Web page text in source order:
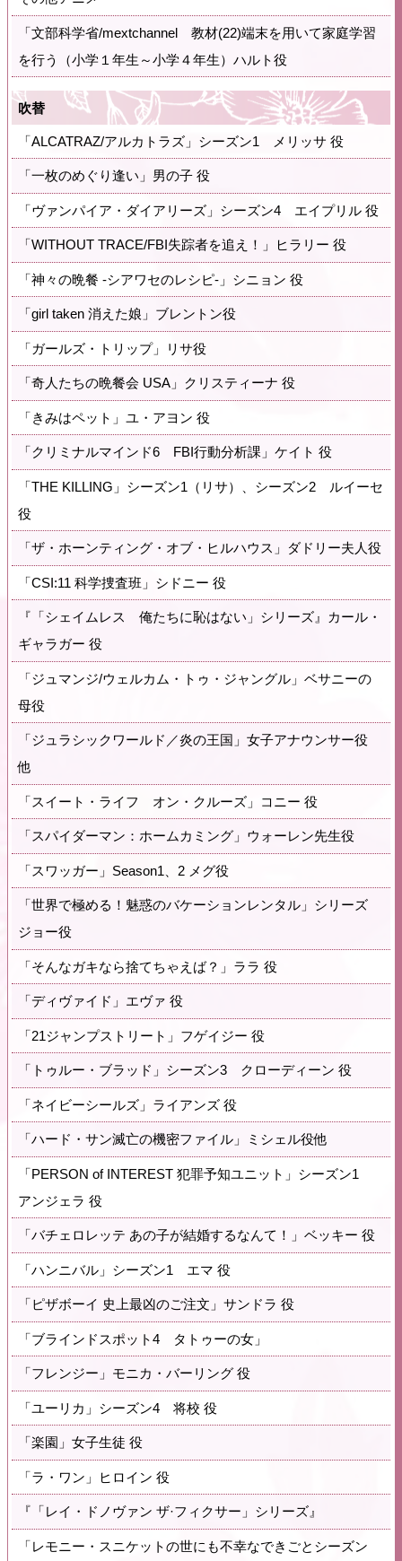
「文部科学省/mextchannel 教材(22)端末を用いて家庭学習
を行う（小学１年生～小学４年生）ハルト役
吹替
「ALCATRAZ/アルカトラズ」シーズン1 メリッサ 役
「一枚のめぐり逢い」男の子 役
「ヴァンパイア・ダイアリーズ」シーズン4 エイプリル 役
「WITHOUT TRACE/FBI失踪者を追え！」ヒラリー 役
「神々の晩餐 -シアワセのレシピ-」シニョン 役
「girl taken 消えた娘」ブレントン役
「ガールズ・トリップ」リサ役
「奇人たちの晩餐会 USA」クリスティーナ 役
「きみはペット」ユ・アヨン 役
「クリミナルマインド6 FBI行動分析課」ケイト 役
「THE KILLING」シーズン1（リサ）、シーズン2 ルイーセ
役
「ザ・ホーンティング・オブ・ヒルハウス」ダドリー夫人役
「CSI:11 科学捜査班」シドニー 役
『「シェイムレス 俺たちに恥はない」シリーズ』カール・
ギャラガー 役
「ジュマンジ/ウェルカム・トゥ・ジャングル」ベサニーの
母役
「ジュラシックワールド／炎の王国」女子アナウンサー役
他
「スイート・ライフ オン・クルーズ」コニー 役
「スパイダーマン：ホームカミング」ウォーレン先生役
「スワッガー」Season1、2 メグ役
「世界で極める！魅惑のバケーションレンタル」シリーズ
ジョー役
「そんなガキなら捨てちゃえば？」ララ 役
「ディヴァイド」エヴァ 役
「21ジャンプストリート」フゲイジー 役
「トゥルー・ブラッド」シーズン3 クローディーン 役
「ネイビーシールズ」ライアンズ 役
「ハード・サン滅亡の機密ファイル」ミシェル役他
「PERSON of INTEREST 犯罪予知ユニット」シーズン1
アンジェラ 役
「バチェロレッテ あの子が結婚するなんて！」ベッキー 役
「ハンニバル」シーズン1 エマ 役
「ピザボーイ 史上最凶のご注文」サンドラ 役
「ブラインドスポット4 タトゥーの女」
「フレンジー」モニカ・バーリング 役
「ユーリカ」シーズン4 将校 役
「楽園」女子生徒 役
「ラ・ワン」ヒロイン 役
『「レイ・ドノヴァン ザ·フィクサー」シリーズ』
「レモニー・スニケットの世にも不幸なできごとシーズン